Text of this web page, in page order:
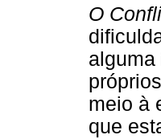
O
meio à
que